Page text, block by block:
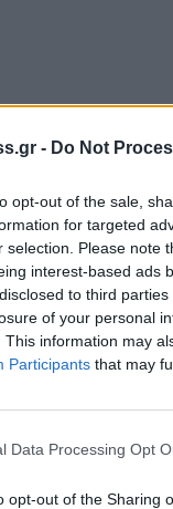
- Do Not
opt-out of the sale,
for targeted
selection. Please note
interest-based ads
to third
of your personal
This information may
Participants that may
Data Processing Opt
opt-out of the Sharing